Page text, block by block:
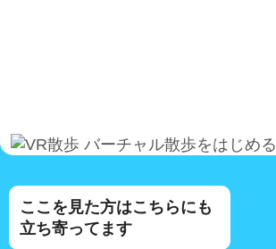
バーチャル散歩をはじめる
ここを見た方はこちらにも
立ち寄ってます